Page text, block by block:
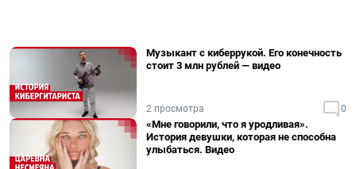
Музыкант с киберрукой. Его конечность
стоит 3 млн рублей — видео
2 просмотра 0
«Мне говорили, что я уродливая».
История девушки, которая не способна
улыбаться. Видео